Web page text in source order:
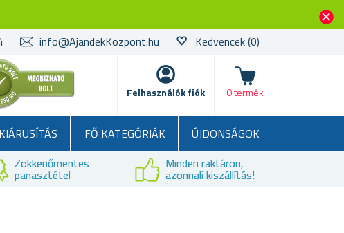
info@AjandekKozpont.hu Kedvencek(0)
Felhasználók fiók
kosár
0 termék
FŐ KATEGÓRIÁK
ÚJDONSÁGOK
Zökkenőmentes
panasztétel
Minden raktáron,
azonnali kiszállítás!